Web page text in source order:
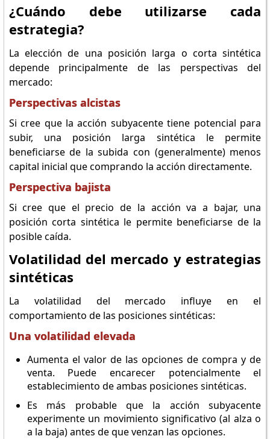
¿Cuándo debe utilizarse cada
estrategia?
La elección de una posición larga o corta sintética
depende principalmente de las perspectivas del
mercado:
Perspectivas alcistas
Si cree que la acción subyacente tiene potencial para
subir, una posición larga sintética le permite
beneficiarse de la subida con (generalmente) menos
capital inicial que comprando la acción directamente.
Perspectiva bajista
Si cree que el precio de la acción va a bajar, una
posición corta sintética le permite beneficiarse de la
posible caída.
Volatilidad del mercado y estrategias
sintéticas
La volatilidad del mercado influye en el
comportamiento de las posiciones sintéticas:
Una volatilidad elevada
Aumenta el valor de las opciones de compra y de
venta. Puede encarecer potencialmente el
establecimiento de ambas posiciones sintéticas.
Es más probable que la acción subyacente
experimente un movimiento significativo (al alza o
a la baja) antes de que venzan las opciones.